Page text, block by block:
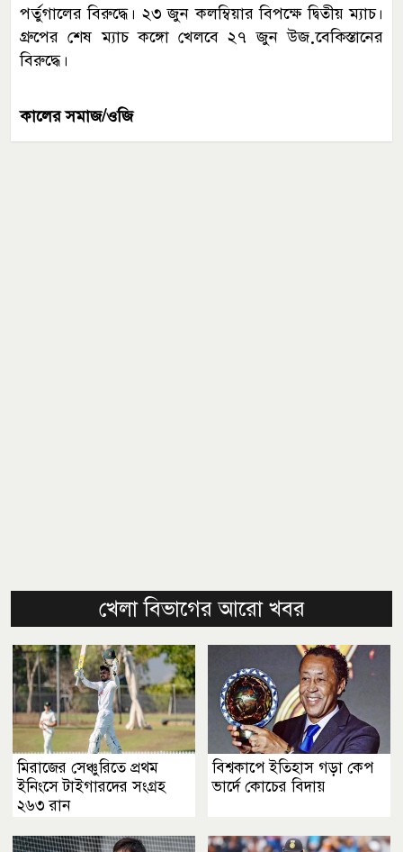
পর্তুগালের বিরুদ্ধে। ২৩ জুন কলম্বিয়ার বিপক্ষে দ্বিতীয় ম্যাচ।
গ্রুপের শেষ ম্যাচ কঙ্গো খেলবে ২৭ জুন উজ়বেকিস্তানের
বিরুদ্ধে।
কালের সমাজ/ওজি
খেলা বিভাগের আরো খবর
মিরাজের সেঞ্চুরিতে প্রথম
ইনিংসে টাইগারদের সংগ্রহ
২৬৩ রান
বিশ্বকাপে ইতিহাস গড়া কেপ
ভার্দে কোচের বিদায়